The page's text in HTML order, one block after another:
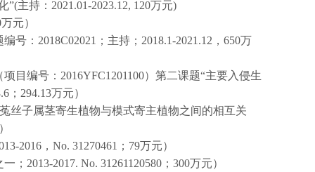
”(主持： 2021.01-2023.12, 120万元)
万元）
号： 2018C02021 ；主持； 2018.1-2021.12 ， 650万
项目编号： 2016YFC1201100）第二课题“主要入侵生
； 294.13万元）
丝子属茎寄生植物与模式寄主植物之间的相互关
2016 ， No. 31270461 ； 79万元）
； 2013-2017. No. 31261120580 ； 300万元）